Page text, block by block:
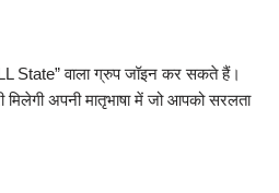
State” वाला ग्रुप जॉइन कर सकते हैं।
अपनी मातृभाषा में जो आपको सरलता